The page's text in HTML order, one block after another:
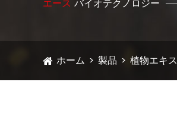
エース バイオテクノロジー
ホーム 製品 植物エキス